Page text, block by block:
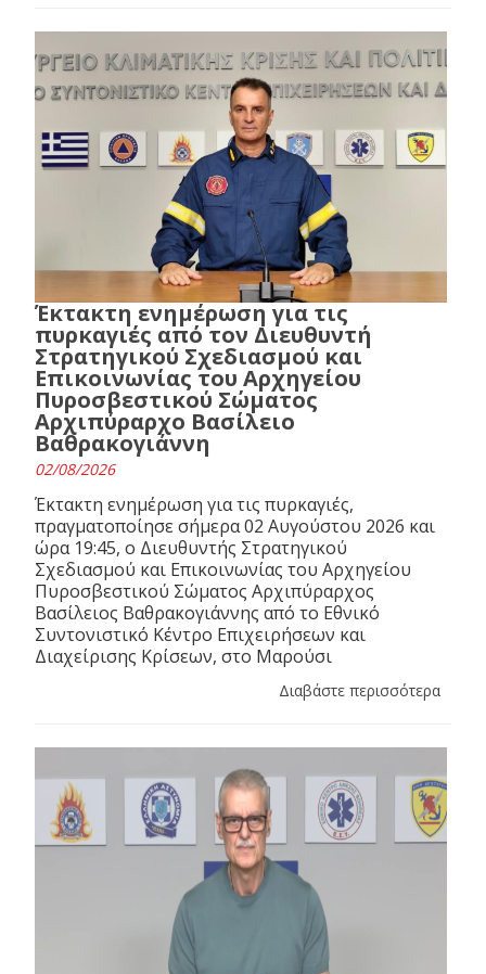
Έκτακτη ενημέρωση για τις
πυρκαγιές από τον Διευθυντή
Στρατηγικού Σχεδιασμού και
Επικοινωνίας του Αρχηγείου
Πυροσβεστικού Σώματος
Αρχιπύραρχο Βασίλειο
Βαθρακογιάννη
02/08/2026
Έκτακτη ενημέρωση για τις πυρκαγιές,
πραγματοποίησε σήμερα 02 Αυγούστου 2026 και
ώρα 19:45, ο Διευθυντής Στρατηγικού
Σχεδιασμού και Επικοινωνίας του Αρχηγείου
Πυροσβεστικού Σώματος Αρχιπύραρχος
Βασίλειος Βαθρακογιάννης από το Εθνικό
Συντονιστικό Κέντρο Επιχειρήσεων και
Διαχείρισης Κρίσεων, στο Μαρούσι
Διαβάστε περισσότερα